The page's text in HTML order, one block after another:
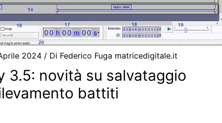
2024 / Di Federico Fuga matricedigitale.it
3.5: novità su salvataggio
battiti